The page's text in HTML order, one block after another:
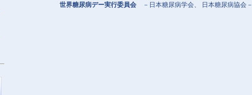
世界糖尿病デー実行委員会 － 日本糖尿病学会 日本糖尿病協会 －